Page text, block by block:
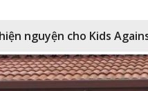
nguyện cho Kids